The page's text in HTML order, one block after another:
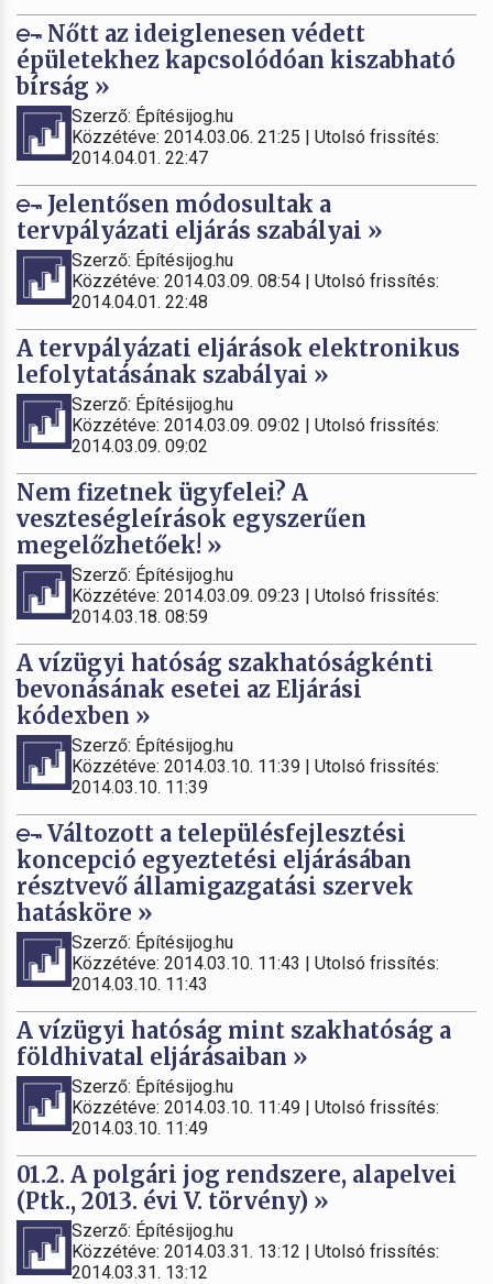
Nőtt az ideiglenesen védett
épületekhez kapcsolódóan kiszabható
bírság »
Szerző: Építésijog.hu
Közzétéve: 2014.03.06. 21:25 | Utolsó frissítés:
2014.04.01. 22:47
Jelentősen módosultak a
tervpályázati eljárás szabályai »
Szerző: Építésijog.hu
Közzétéve: 2014.03.09. 08:54 | Utolsó frissítés:
2014.04.01. 22:48
A tervpályázati eljárások elektronikus
lefolytatásának szabályai »
Szerző: Építésijog.hu
Közzétéve: 2014.03.09. 09:02 | Utolsó frissítés:
2014.03.09. 09:02
Nem fizetnek ügyfelei? A
veszteségleírások egyszerűen
megelőzhetőek! »
Szerző: Építésijog.hu
Közzétéve: 2014.03.09. 09:23 | Utolsó frissítés:
2014.03.18. 08:59
A vízügyi hatóság szakhatóságkénti
bevonásának esetei az Eljárási
kódexben »
Szerző: Építésijog.hu
Közzétéve: 2014.03.10. 11:39 | Utolsó frissítés:
2014.03.10. 11:39
Változott a településfejlesztési
koncepció egyeztetési eljárásában
résztvevő államigazgatási szervek
hatásköre »
Szerző: Építésijog.hu
Közzétéve: 2014.03.10. 11:43 | Utolsó frissítés:
2014.03.10. 11:43
A vízügyi hatóság mint szakhatóság a
földhivatal eljárásaiban »
Szerző: Építésijog.hu
Közzétéve: 2014.03.10. 11:49 | Utolsó frissítés:
2014.03.10. 11:49
01.2. A polgári jog rendszere, alapelvei
(Ptk., 2013. évi V. törvény) »
Szerző: Építésijog.hu
Közzétéve: 2014.03.31. 13:12 | Utolsó frissítés:
2014.03.31. 13:12